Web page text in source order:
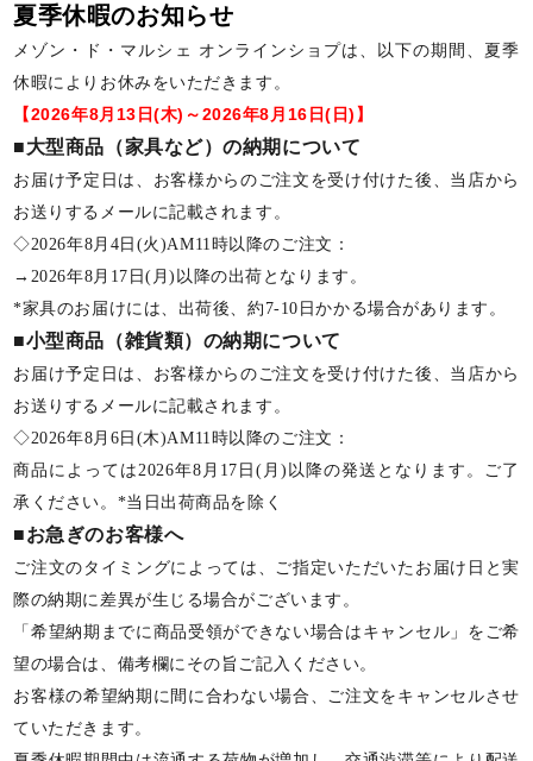
夏季休暇のお知らせ
メゾン・ド・マルシェ オンラインショプは、以下の期間、夏季
休暇によりお休みをいただきます。
【2026年8月13日(木)～2026年8月16日(日)】
■大型商品（家具など）の納期について
お届け予定日は、お客様からのご注文を受け付けた後、当店から
お送りするメールに記載されます。
◇2026年8月4日(火)AM11時以降のご注文：
→2026年8月17日(月)以降の出荷となります。
*家具のお届けには、出荷後、約7-10日かかる場合があります。
■小型商品（雑貨類）の納期について
お届け予定日は、お客様からのご注文を受け付けた後、当店から
お送りするメールに記載されます。
◇2026年8月6日(木)AM11時以降のご注文：
商品によっては2026年8月17日(月)以降の発送となります。ご了
承ください。*当日出荷商品を除く
■お急ぎのお客様へ
ご注文のタイミングによっては、ご指定いただいたお届け日と実
際の納期に差異が生じる場合がございます。
「希望納期までに商品受領ができない場合はキャンセル」をご希
望の場合は、備考欄にその旨ご記入ください。
お客様の希望納期に間に合わない場合、ご注文をキャンセルさせ
ていただきます。